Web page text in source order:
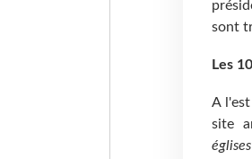
sont
Les
A
site